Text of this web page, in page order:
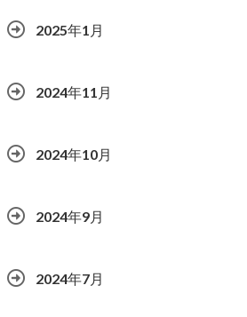
2025年1月
2024年11月
2024年10月
2024年9月
2024年7月